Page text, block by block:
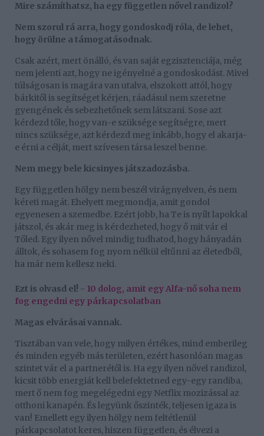
Mire számíthatsz, ha egy független nővel randizol?
Nem szorul rá arra, hogy gondoskodj róla, de lehet,
hogy örülne a támogatásodnak.
Csak azért, mert önálló, és van saját egzisztenciája, még
nem jelenti azt, hogy ne igényelné a gondoskodást. Mivel
túlságosan is magára van utalva, elszokott attól, hogy
bárkitől is segítséget kérjen, ráadásul nem szeretne
gyengének és sebezhetőnek sem látszani. Sose azt
kérdezd tőle, hogy van-e szüksége segítségre, mert
nincs szüksége, azt kérdezd meg inkább, hogy el akarja-
e érni a célját, mert szívesen társa leszel benne.
Nem megy bele kicsinyes játszadozásba.
Egy független hölgy nem beszél virágnyelven, és nem
kéreti magát. Ehelyett megmondja, amit gondol
egyenesen a szemedbe. Ezért jobb, ha Te is nyílt lapokkal
játszol, és akár meg is kérdezheted, hogy ő mit vár el
Tőled. Egy ilyen nővel mindig tudhatod, hogy hányadán
álltok, és sohasem fog nyom nélkül eltűnni az életedből,
ha már nem kellesz neki.
Ezt is olvasd el! - 10 dolog, amit egy Alfa-nő soha nem
fog engedni egy párkapcsolatban
Magas elvárásai vannak.
Tisztában van vele, hogy milyen értékes, mind emberileg
és minden egyéb más területen, ezért hasonlóan magas
szintet vár el a partnerétől is. Ha egy ilyen nővel randizol,
kicsit több energiát kell belefektetned egy-egy randiba,
mert ő nem fog megelégedni egy Netflix mozizással az
otthoni kanapén. És legyünk őszinték, teljesen igaza is
van! Emellett egy ilyen hölgy nem feltétlenül
párkapcsolatot keres, hiszen független, és élvezi a